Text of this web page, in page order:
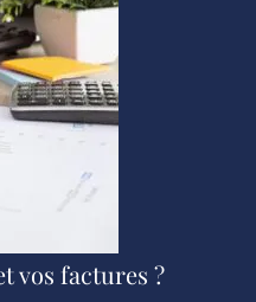
vos factures ?